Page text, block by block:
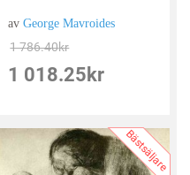
avGeorge Mavroides
1 786.40kr
1 018.25 kr
Bästsäljare